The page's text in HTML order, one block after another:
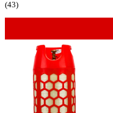
(43)